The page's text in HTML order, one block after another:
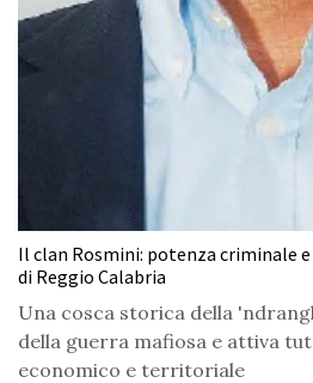
Il clan Rosmini: potenza criminale
di Reggio Calabria
Una cosca storica della
della guerra mafiosa e attiva
economico e territoriale